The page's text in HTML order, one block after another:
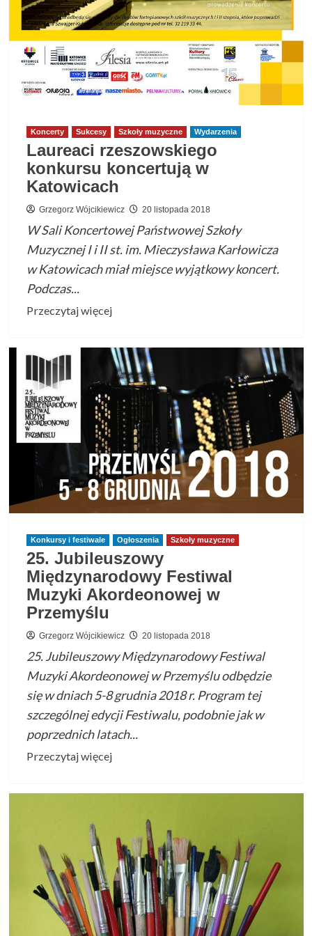
Koncerty Sukcesy Szkoły muzyczne Wydarzenia
Laureaci rzeszowskiego
konkursu koncertują w
Katowicach
Grzegorz Wójcikiewicz 20 listopada 2018
W Sali Koncertowej Państwowej Szkoły
Muzycznej I i II st. im. Mieczysława Karłowicza
w Katowicach miał miejsce wyjątkowy koncert.
Podczas...
Przeczytaj więcejPrzeczytaj
o
Laureaci
rzeszowskiego
konkursu
koncertują
w
Katowicach
Konkursy i festiwale Ogłoszenia Szkoły muzyczne
25. Jubileuszowy
Międzynarodowy Festiwal
Muzyki Akordeonowej w
Przemyślu
Grzegorz Wójcikiewicz 20 listopada 2018
25. Jubileuszowy Międzynarodowy Festiwal
Muzyki Akordeonowej w Przemyślu odbędzie
się w dniach 5-8 grudnia 2018 r. Program tej
szczególnej edycji Festiwalu, podobnie jak w
poprzednich latach...
Przeczytaj więcejPrzeczytaj
o
Jubileuszowy
Międzynarodowy
Festiwal
Muzyki
Akordeonowej
w
Przemyślu